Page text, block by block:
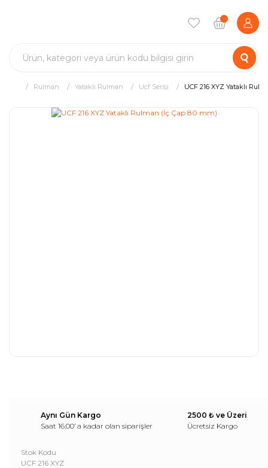
Rulman Yataklı Rulman Ucf Serisi UCF 216 XYZ Yataklı
Aynı Gün Kargo
Saat 16:00’ a kadar olan siparişler
2500 ₺ ve Üzeri
Ücretsiz Kargo
Stok Kodu
UCF 216 XYZ